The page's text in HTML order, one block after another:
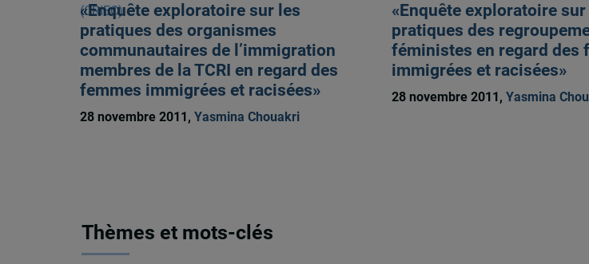
«Enquête exploratoire sur les
pratiques des organismes
communautaires de l’immigration
membres de la TCRI en regard des
femmes immigrées et racisées»
28 novembre 2011, Yasmina Chouakri
«Enquête exploratoire sur
pratiques des
féministes en regard des
immigrées et racisées»
28 novembre 2011, Yasmina
Thèmes et mots-clés